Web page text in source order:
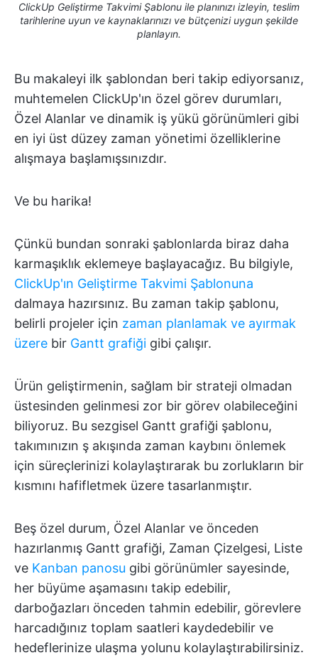
ClickUp Geliştirme Takvimi Şablonu ile planınızı izleyin, teslim
tarihlerine uyun ve kaynaklarınızı ve bütçenizi uygun şekilde
planlayın.
Bu makaleyi ilk şablondan beri takip ediyorsanız,
muhtemelen ClickUp'ın özel görev durumları,
Özel Alanlar ve dinamik iş yükü görünümleri gibi
en iyi üst düzey zaman yönetimi özelliklerine
alışmaya başlamışsınızdır.
Ve bu harika!
Çünkü bundan sonraki şablonlarda biraz daha
karmaşıklık eklemeye başlayacağız. Bu bilgiyle,
ClickUp'ın Geliştirme Takvimi Şablonuna
dalmaya hazırsınız. Bu zaman takip şablonu,
belirli projeler için zaman planlamak ve ayırmak
üzere bir Gantt grafiği gibi çalışır.
Ürün geliştirmenin, sağlam bir strateji olmadan
üstesinden gelinmesi zor bir görev olabileceğini
biliyoruz. Bu sezgisel Gantt grafiği şablonu,
takımınızın ş akışında zaman kaybını önlemek
için süreçlerinizi kolaylaştırarak bu zorlukların bir
kısmını hafifletmek üzere tasarlanmıştır.
Beş özel durum, Özel Alanlar ve önceden
hazırlanmış Gantt grafiği, Zaman Çizelgesi, Liste
ve Kanban panosu gibi görünümler sayesinde,
her büyüme aşamasını takip edebilir,
darboğazları önceden tahmin edebilir, görevlere
harcadığınız toplam saatleri kaydedebilir ve
hedeflerinize ulaşma yolunu kolaylaştırabilirsiniz.